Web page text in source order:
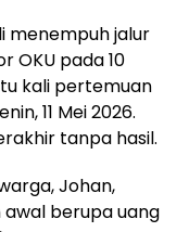
menempuh jalur
OKU pada 10
kali pertemuan
11 Mei 2026.
tanpa hasil.
Johan,
berupa uang